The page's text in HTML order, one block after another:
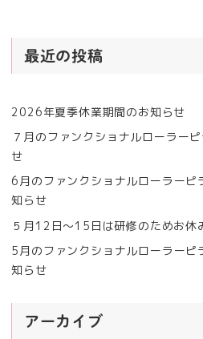
最近の投稿
2026年夏季休業期間のお知らせ
７月のファンクショナルローラー
せ
6月のファンクショナルローラー
知らせ
５月12日〜15日は研修のためお休
5月のファンクショナルローラー
知らせ
アーカイブ